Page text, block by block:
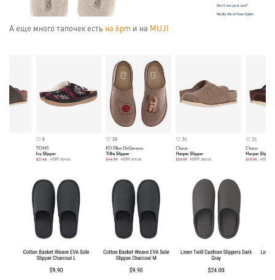
А еще много тапочек есть на 6pm и на MUJI